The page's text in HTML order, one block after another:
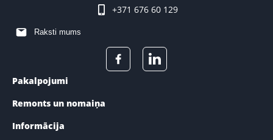
+371 676 60 129
Raksti mums
Pakalpojumi
Remonts un nomaiņa
Informācija